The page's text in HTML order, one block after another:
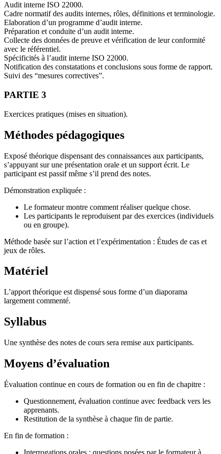
Audit interne ISO 22000.
Cadre normatif des audits internes, rôles, définitions et terminologie.
Elaboration d’un programme d’audit interne.
Préparation et conduite d’un audit interne.
Collecte des données de preuve et vérification de leur conformité
avec le référentiel.
Spécificités à l’audit interne ISO 22000.
Notification des constatations et conclusions sous forme de rapport.
Suivi des “mesures correctives”.
PARTIE 3
Exercices pratiques (mises en situation).
Méthodes pédagogiques
Exposé théorique dispensant des connaissances aux participants,
s’appuyant sur une présentation orale et un support écrit. Le
participant est passif même s’il prend des notes.
Démonstration expliquée :
Le formateur montre comment réaliser quelque chose.
Les participants le reproduisent par des exercices (individuels
ou en groupe).
Méthode basée sur l’action et l’expérimentation : Études de cas et
jeux de rôles.
Matériel
L’apport théorique est dispensé sous forme d’un diaporama
largement commenté.
Syllabus
Une synthèse des notes de cours sera remise aux participants.
Moyens d’évaluation
Évaluation continue en cours de formation ou en fin de chapitre :
Questionnement, évaluation continue avec feedback vers les
apprenants.
Restitution de la synthèse à chaque fin de partie.
En fin de formation :
Interrogations orales : questions posées par le formateur à